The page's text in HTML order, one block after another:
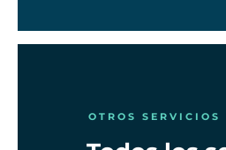
OTROS SERVICIOS